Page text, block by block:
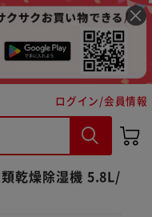
ログイン/会員情報
類乾燥除湿機 5.8L/